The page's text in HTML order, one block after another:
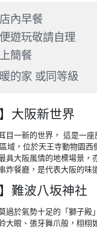
內早餐
遊玩敬請自理
簡餐
的家 或同等級
大阪新世界
目一新的世界， 這是一座
域，位於天王寺動物園西
具大阪風情的地標場景，
炸餐廳，是代表大阪的味
難波八坂神社
過於氣勢十足的「獅子殿
大眼、張牙舞爪般，栩栩